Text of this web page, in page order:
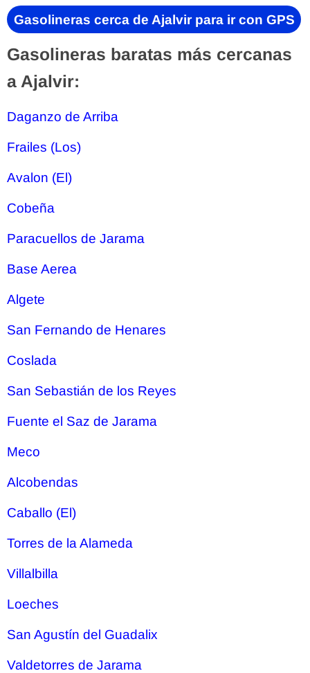
Gasolineras cerca de Ajalvir para ir con GPS
Gasolineras baratas más cercanas
a Ajalvir:
Daganzo de Arriba
Frailes (Los)
Avalon (El)
Cobeña
Paracuellos de Jarama
Base Aerea
Algete
San Fernando de Henares
Coslada
San Sebastián de los Reyes
Fuente el Saz de Jarama
Meco
Alcobendas
Caballo (El)
Torres de la Alameda
Villalbilla
Loeches
San Agustín del Guadalix
Valdetorres de Jarama